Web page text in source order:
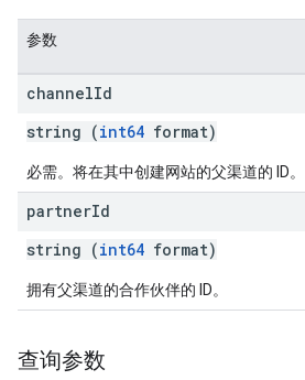
参数
channelId
string (int64 format)
必需。将在其中创建网站的父渠道的 ID。
partnerId
string (int64 format)
拥有父渠道的合作伙伴的 ID。
查询参数